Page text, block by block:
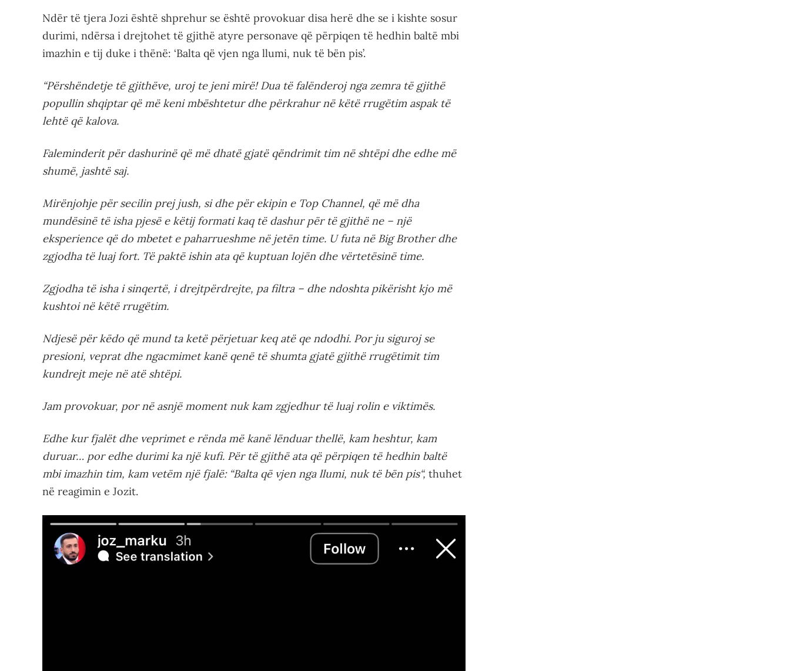
Ndër të tjera Jozi është shprehur se është provokuar disa herë dhe se i kishte sosur
durimi, ndërsa i drejtohet të gjithë atyre personave që përpiqen të hedhin baltë mbi
imazhin e tij duke i thënë: ‘Balta që vjen nga llumi, nuk të bën pis’.
“Përshëndetje të gjithëve, uroj te jeni mirë! Dua të falënderoj nga zemra të gjithë
popullin shqiptar që më keni mbështetur dhe përkrahur në këtë rrugëtim aspak të
lehtë që kalova.
Faleminderit për dashurinë që më dhatë gjatë qëndrimit tim në shtëpi dhe edhe më
shumë, jashtë saj.
Mirënjohje për secilin prej jush, si dhe për ekipin e Top Channel, që më dha
mundësinë të isha pjesë e këtij formati kaq të dashur për të gjithë ne – një
eksperience që do mbetet e paharrueshme në jetën time. U futa në Big Brother dhe
zgjodha të luaj fort. Të paktë ishin ata që kuptuan lojën dhe vërtetësinë time.
Zgjodha të isha i sinqertë, i drejtpërdrejte, pa filtra – dhe ndoshta pikërisht kjo më
kushtoi në këtë rrugëtim.
Ndjesë për këdo që mund ta ketë përjetuar keq atë qe ndodhi. Por ju siguroj se
presioni, veprat dhe ngacmimet kanë qenë të shumta gjatë gjithë rrugëtimit tim
kundrejt meje në atë shtëpi.
Jam provokuar, por në asnjë moment nuk kam zgjedhur të luaj rolin e viktimës.
Edhe kur fjalët dhe veprimet e rënda më kanë lënduar thellë, kam heshtur, kam
duruar… por edhe durimi ka një kufi. Për të gjithë ata që përpiqen të hedhin baltë
mbi imazhin tim, kam vetëm një fjalë: “Balta që vjen nga llumi, nuk të bën pis“, thuhet
në reagimin e Jozit.